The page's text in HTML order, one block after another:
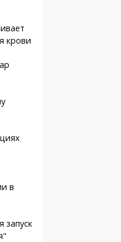
крови
в
запуск